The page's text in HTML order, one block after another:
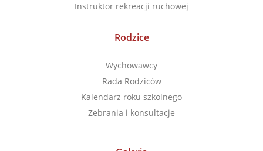
Instruktor rekreacji ruchowej
Rodzice
Wychowawcy
Rada Rodziców
Kalendarz roku szkolnego
Zebrania i konsultacje